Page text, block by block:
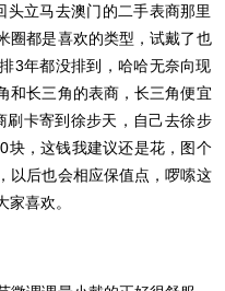
立马去澳门的二手表商那里
圈都是喜欢的类型，试戴了也
3年都没排到，哈哈无奈向现
和长三角的表商，长三角便宜
刷卡寄到徐步天，自己去徐步
块，这钱我建议还是花，图个
以后也会相应保值点，啰嗦这
喜欢。